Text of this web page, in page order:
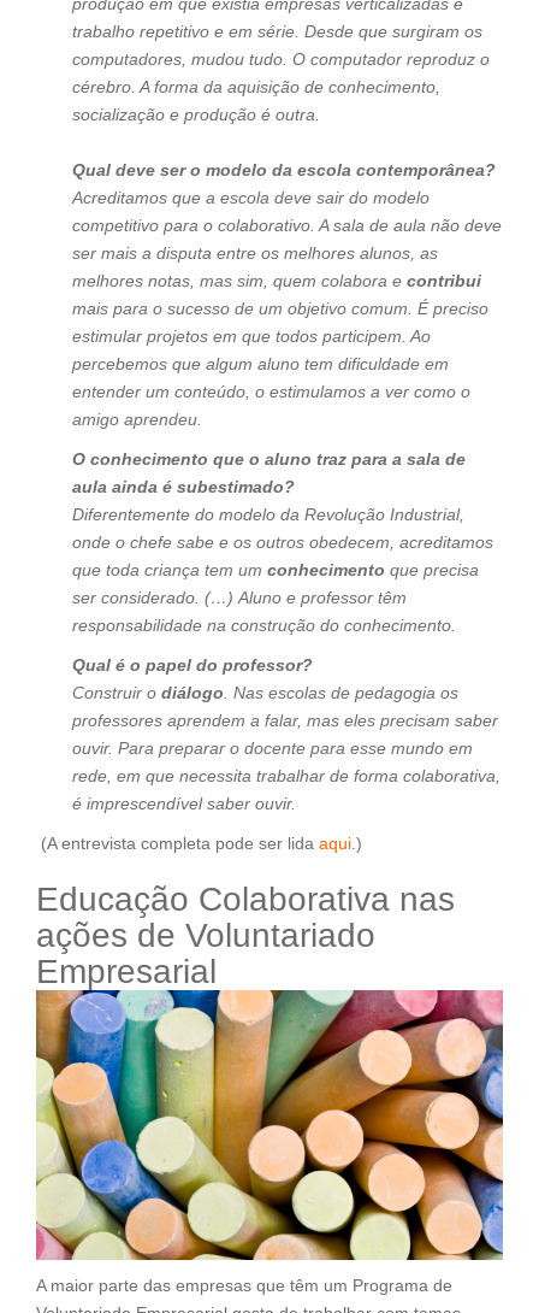
trabalho repetitivo e em série. Desde que surgiram os
computadores, mudou tudo. O computador reproduz o
cérebro. A forma da aquisição de conhecimento,
socialização e produção é outra.
Qual deve ser o modelo da escola contemporânea?
Acreditamos que a escola deve sair do modelo
competitivo para o colaborativo. A sala de aula não deve
ser mais a disputa entre os melhores alunos, as
melhores notas, mas sim, quem colabora e contribui
mais para o sucesso de um objetivo comum. É preciso
estimular projetos em que todos participem. Ao
percebemos que algum aluno tem dificuldade em
entender um conteúdo, o estimulamos a ver como o
amigo aprendeu.
O conhecimento que o aluno traz para a sala de
aula ainda é subestimado?
Diferentemente do modelo da Revolução Industrial,
onde o chefe sabe e os outros obedecem, acreditamos
que toda criança tem um conhecimento que precisa
ser considerado. (…) Aluno e professor têm
responsabilidade na construção do conhecimento.
Qual é o papel do professor?
Construir o diálogo . Nas escolas de pedagogia os
professores aprendem a falar, mas eles precisam saber
ouvir. Para preparar o docente para esse mundo em
rede, em que necessita trabalhar de forma colaborativa,
é imprescendível saber ouvir.
(A entrevista completa pode ser lida aqui .)
Educação Colaborativa nas
ações de Voluntariado
Empresarial
A maior parte das empresas que têm um Programa de